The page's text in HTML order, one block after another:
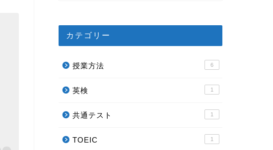
カテゴリー
授業方法 6
英検 1
共通テスト 1
TOEIC 1